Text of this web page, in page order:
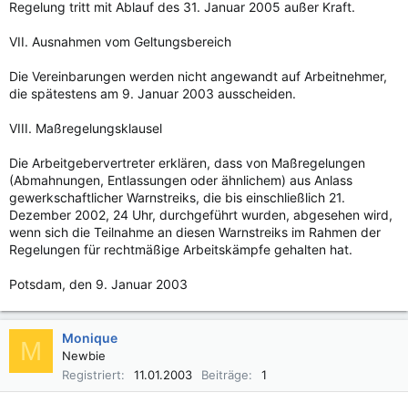
Regelung tritt mit Ablauf des 31. Januar 2005 außer Kraft.
VII. Ausnahmen vom Geltungsbereich
Die Vereinbarungen werden nicht angewandt auf Arbeitnehmer,
die spätestens am 9. Januar 2003 ausscheiden.
VIII. Maßregelungsklausel
Die Arbeitgebervertreter erklären, dass von Maßregelungen
(Abmahnungen, Entlassungen oder ähnlichem) aus Anlass
gewerkschaftlicher Warnstreiks, die bis einschließlich 21.
Dezember 2002, 24 Uhr, durchgeführt wurden, abgesehen wird,
wenn sich die Teilnahme an diesen Warnstreiks im Rahmen der
Regelungen für rechtmäßige Arbeitskämpfe gehalten hat.
Potsdam, den 9. Januar 2003
M Monique
Newbie
Registriert
11.01.2003 Beiträge 1